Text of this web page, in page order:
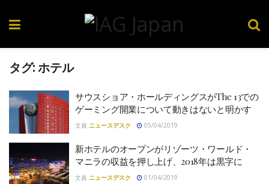
タグ:ホテル
サウスショア・ホールディングスがThe 13での
ゲーミング開業について動きはないと明かす
文責 ニュースデスク 05/04/2019
新ホテルのオープンがリゾーツ・ワールド・
マニラの収益を押し上げ、2018年は黒字に
文責 ニュースデスク 01/04/2019